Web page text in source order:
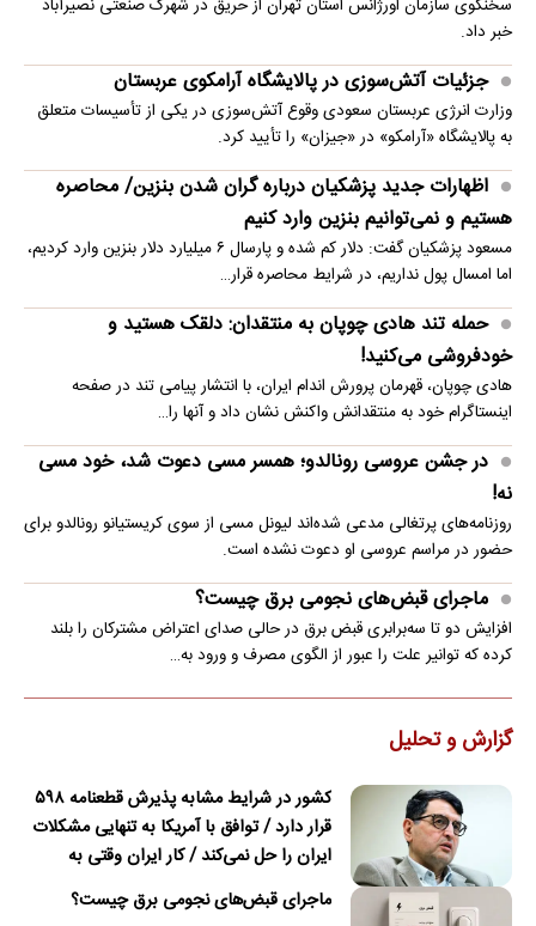
سخنگوی سازمان اورژانس استان تهران از حریق در شهرک صنعتی نصیرآباد
خبر داد.
جزئیات آتش‌سوزی در پالایشگاه آرامکوی عربستان
وزارت انرژی عربستان سعودی وقوع آتش‌سوزی در یکی از تأسیسات متعلق
به پالایشگاه «آرامکو» در «جیزان» را تأیید کرد.
اظهارات جدید پزشکیان درباره گران شدن بنزین/ محاصره
هستیم و نمی‌توانیم بنزین وارد کنیم
مسعود پزشکیان گفت: دلار کم شده و پارسال ۶ میلیارد دلار بنزین وارد کردیم،
اما امسال پول نداریم، در شرایط محاصره قرار…
حمله تند هادی چوپان به منتقدان: دلقک هستید و
خودفروشی می‌کنید!
هادی چوپان، قهرمان پرورش اندام ایران، با انتشار پیامی تند در صفحه
اینستاگرام خود به منتقدانش واکنش نشان داد و آنها را…
در جشن عروسی رونالدو؛ همسر مسی دعوت شد، خود مسی
نه!
روزنامه‌های پرتغالی مدعی شده‌اند لیونل مسی از سوی کریستیانو رونالدو برای
حضور در مراسم عروسی او دعوت نشده است.
ماجرای قبض‌های نجومی برق چیست؟
افزایش دو تا سه‌برابری قبض برق در حالی صدای اعتراض مشترکان را بلند
کرده که توانیر علت را عبور از الگوی مصرف و ورود به…
گزارش و تحلیل
کشور در شرایط مشابه پذیرش قطعنامه ۵۹۸
قرار دارد / توافق با آمریکا به تنهایی مشکلات
ایران را حل نمی‌کند / کار ایران وقتی به
امضای ترکمانچای رسید که دیگر چاره‌ای نبود
ماجرای قبض‌های نجومی برق چیست؟